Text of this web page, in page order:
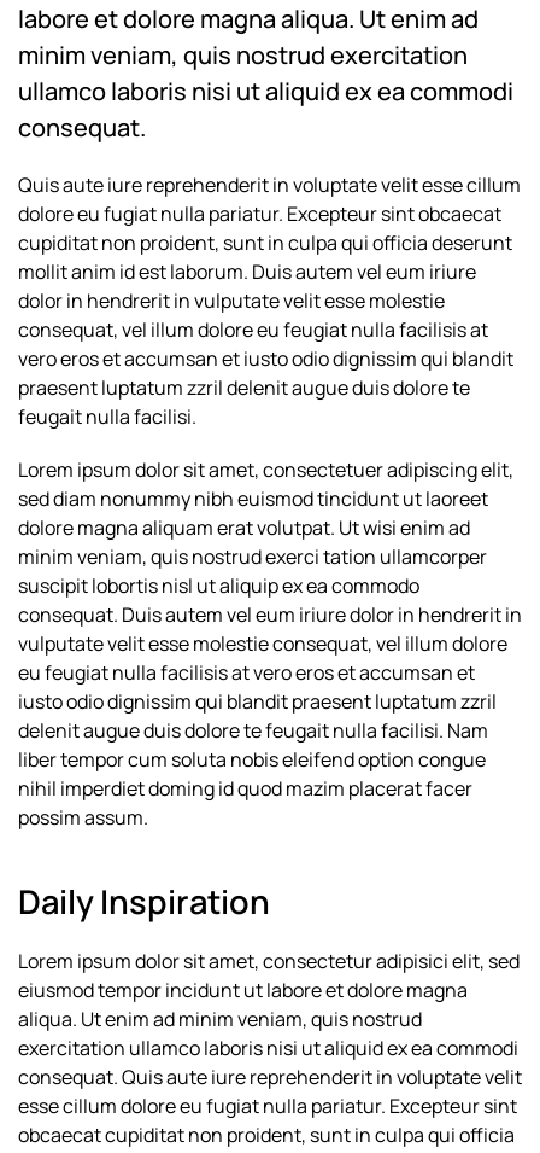
labore et dolore magna aliqua. Ut enim ad
minim veniam, quis nostrud exercitation
ullamco laboris nisi ut aliquid ex ea commodi
consequat.
Quis aute iure reprehenderit in voluptate velit esse cillum
dolore eu fugiat nulla pariatur. Excepteur sint obcaecat
cupiditat non proident, sunt in culpa qui officia deserunt
mollit anim id est laborum. Duis autem vel eum iriure
dolor in hendrerit in vulputate velit esse molestie
consequat, vel illum dolore eu feugiat nulla facilisis at
vero eros et accumsan et iusto odio dignissim qui blandit
praesent luptatum zzril delenit augue duis dolore te
feugait nulla facilisi.
Lorem ipsum dolor sit amet, consectetuer adipiscing elit,
sed diam nonummy nibh euismod tincidunt ut laoreet
dolore magna aliquam erat volutpat. Ut wisi enim ad
minim veniam, quis nostrud exerci tation ullamcorper
suscipit lobortis nisl ut aliquip ex ea commodo
consequat. Duis autem vel eum iriure dolor in hendrerit in
vulputate velit esse molestie consequat, vel illum dolore
eu feugiat nulla facilisis at vero eros et accumsan et
iusto odio dignissim qui blandit praesent luptatum zzril
delenit augue duis dolore te feugait nulla facilisi. Nam
liber tempor cum soluta nobis eleifend option congue
nihil imperdiet doming id quod mazim placerat facer
possim assum.
Daily Inspiration
Lorem ipsum dolor sit amet, consectetur adipisici elit, sed
eiusmod tempor incidunt ut labore et dolore magna
aliqua. Ut enim ad minim veniam, quis nostrud
exercitation ullamco laboris nisi ut aliquid ex ea commodi
consequat. Quis aute iure reprehenderit in voluptate velit
esse cillum dolore eu fugiat nulla pariatur. Excepteur sint
obcaecat cupiditat non proident, sunt in culpa qui officia